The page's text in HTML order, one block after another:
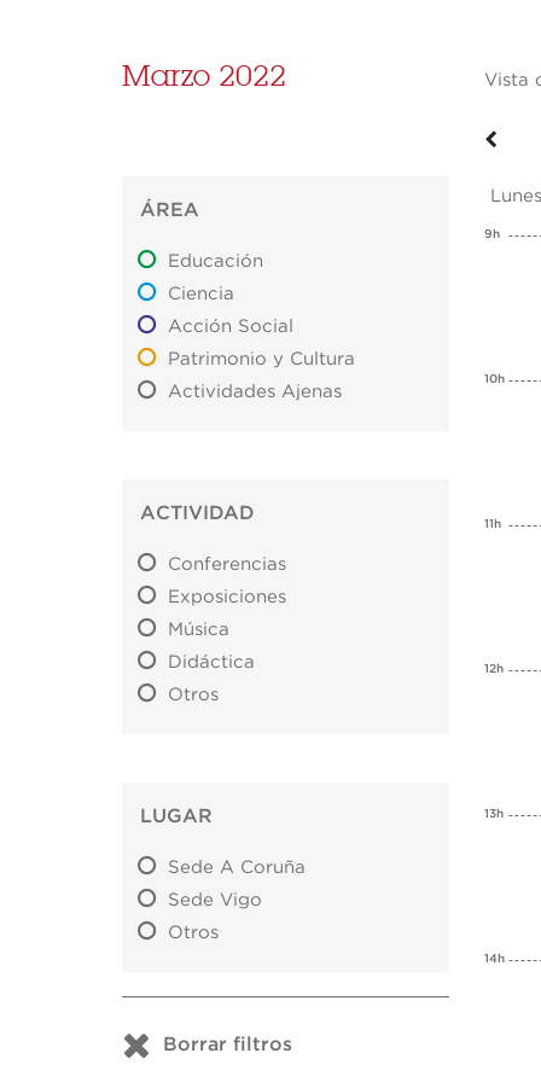
Marzo 2022 Vista
ÁREA
Educación
Ciencia
Acción Social
Patrimonio y Cultura
Actividades Ajenas
ACTIVIDAD
Conferencias
Exposiciones
Música
Didáctica
Otros
LUGAR
Sede A Coruña
Sede Vigo
Otros
Borrar filtros
9h
10h
11h
12h
13h
14h